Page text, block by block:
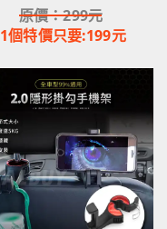
原價：299元
1個特價只要:199元